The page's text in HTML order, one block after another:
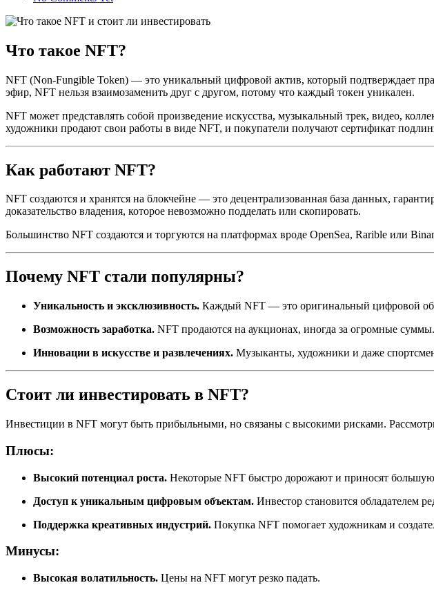
Что такое NFT?
NFT (Non-Fungible Token) — это уникальный цифровой актив, который подтверждает
эфир, NFT нельзя взаимозаменить друг с другом, потому что каждый токен уникален.
NFT может представлять собой произведение искусства, музыкальный трек, видео,
художники продают свои работы в виде NFT, и покупатели получают сертификат
Как работают NFT?
NFT создаются и хранятся на блокчейне — это децентрализованная база данных,
доказательство владения, которое невозможно подделать или скопировать.
Большинство NFT создаются и торгуются на платформах вроде OpenSea, Rarible или
Почему NFT стали популярны?
Уникальность и эксклюзивность. Каждый NFT — это оригинальный цифровой
Возможность заработка. NFT продаются на аукционах, иногда за огромные суммы.
Инновации в искусстве и развлечениях. Музыканты, художники и даже
Стоит ли инвестировать в NFT?
Инвестиции в NFT могут быть прибыльными, но связаны с высокими рисками.
Плюсы:
Высокий потенциал роста. Некоторые NFT быстро дорожают и приносят
Доступ к уникальным цифровым объектам. Инвестор становится обладателем
Поддержка креативных индустрий. Покупка NFT помогает художникам и
Минусы:
Высокая волатильность. Цены на NFT могут резко падать.